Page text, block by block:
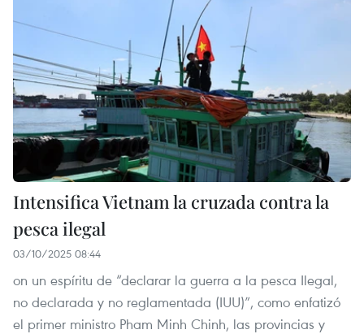
Intensifica Vietnam la cruzada contra la
pesca ilegal
03/10/2025 08:44
on un espíritu de “declarar la guerra a la pesca Ilegal,
no declarada y no reglamentada (IUU)”, como enfatizó
el primer ministro Pham Minh Chinh, las provincias y